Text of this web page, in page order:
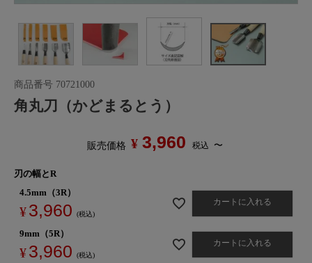
商品番号 70721000
角丸刀（かどまるとう）
販売価格 ¥ 3,960 税込 〜
刃の幅とR
4.5mm（3R）
¥3,960 税込
カートに入れる
9mm（5R）
¥3,960 税込
カートに入れる